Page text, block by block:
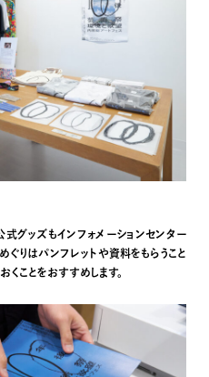
グッズもインフォメーションセンター
ぐりはパンフレットや資料をもらうこと
くことをおすすめします。